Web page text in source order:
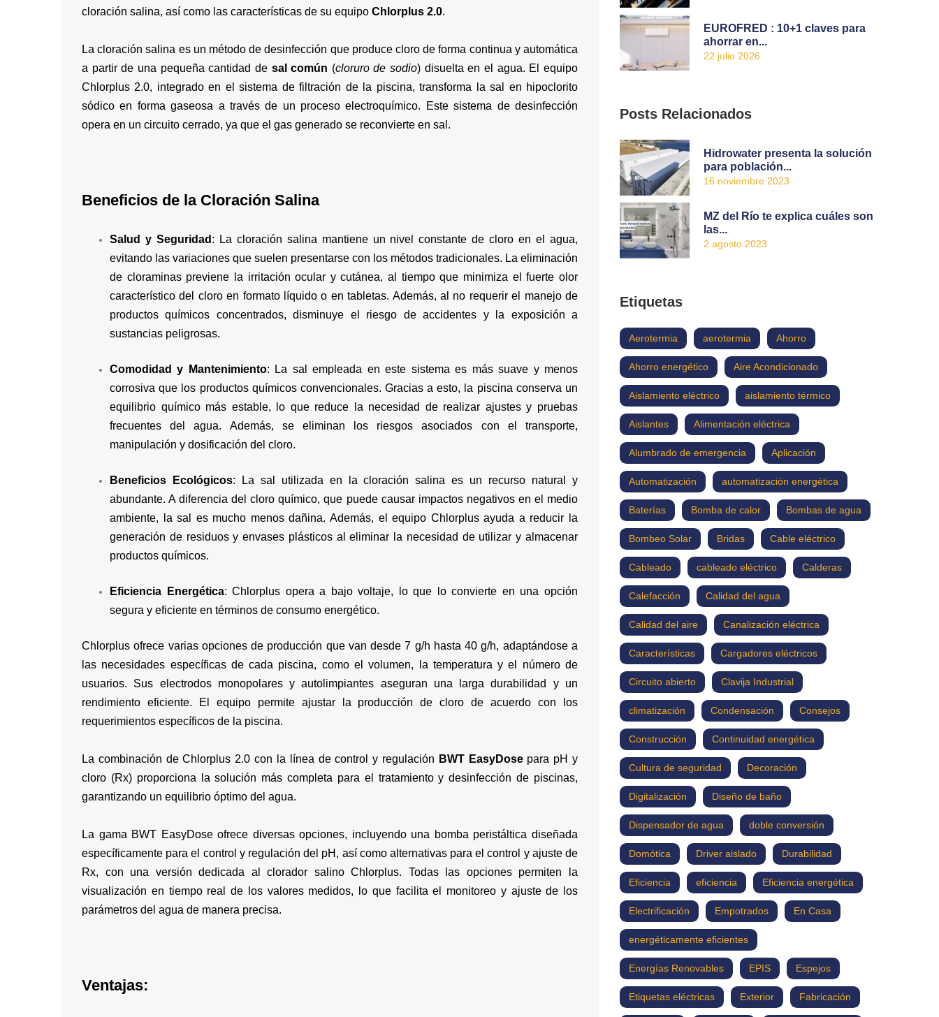
cloración salina, así como las características de su equipo Chlorplus 2.0.
La cloración salina es un método de desinfección que produce cloro de forma continua y automática
a partir de una pequeña cantidad desal común (cloruro de sodio) disuelta en el agua. El equipo
Chlorplus 2.0, integrado en el sistema de filtración de la piscina, transforma la sal en hipoclorito
sódico en forma gaseosa a través de un proceso electroquímico. Este sistema de desinfección
opera en un circuito cerrado, ya que el gas generado se reconvierte en sal.
Beneficios de la Cloración Salina
Salud y Seguridad : La cloración salina mantiene un nivel constante de cloro en el agua,
evitando las variaciones que suelen presentarse con los métodos tradicionales. La eliminación
de cloraminas previene la irritación ocular y cutánea, al tiempo que minimiza el fuerte olor
característico del cloro en formato líquido o en tabletas. Además, al no requerir el manejo de
productos químicos concentrados, disminuye el riesgo de accidentes y la exposición a
sustancias peligrosas.
Comodidad y Mantenimiento: La sal empleada en este sistema es más suave y menos
corrosiva que los productos químicos convencionales. Gracias a esto, la piscina conserva un
equilibrio químico más estable, lo que reduce la necesidad de realizar ajustes y pruebas
frecuentes del agua. Además, se eliminan los riesgos asociados con el transporte,
manipulación y dosificación del cloro.
Beneficios Ecológicos: La sal utilizada en la cloración salina es un recurso natural y
abundante. A diferencia del cloro químico, que puede causar impactos negativos en el medio
ambiente, la sal es mucho menos dañina. Además, el equipo Chlorplus ayuda a reducir la
generación de residuos y envases plásticos al eliminar la necesidad de utilizar y almacenar
productos químicos.
Eficiencia Energética: Chlorplus opera a bajo voltaje, lo que lo convierte en una opción
segura y eficiente en términos de consumo energético.
Chlorplus ofrece varias opciones de producción que van desde 7 g/h hasta 40 g/h, adaptándose a
las necesidades específicas de cada piscina, como el volumen, la temperatura y el número de
usuarios. Sus electrodos monopolares y autolimpiantes aseguran una larga durabilidad y un
rendimiento eficiente. El equipo permite ajustar la producción de cloro de acuerdo con los
requerimientos específicos de la piscina.
La combinación de Chlorplus 2.0 con la línea de control y regulación BWT EasyDosepara pH y
cloro (Rx) proporciona la solución más completa para el tratamiento y desinfección de piscinas,
garantizando un equilibrio óptimo del agua.
La gama BWT EasyDose ofrece diversas opciones, incluyendo una bomba peristáltica diseñada
específicamente para el control y regulación del pH, así como alternativas para el control y ajuste de
Rx, con una versión dedicada al clorador salino Chlorplus. Todas las opciones permiten la
visualización en tiempo real de los valores medidos, lo que facilita el monitoreo y ajuste de los
parámetros del agua de manera precisa.
Ventajas:
EUROFRED : 10+1 claves para
ahorrar en...
22 julio 2026
Posts Relacionados
Hidrowater presenta la solución
para población...
16 noviembre 2023
MZ del Río te explica cuáles son
las...
2 agosto 2023
Etiquetas
Aerotermia aerotermia Ahorro
Ahorro energético Aire Acondicionado
Aislamiento eléctrico aislamiento térmico
Aislantes Alimentación eléctrica
Alumbrado de emergencia Aplicación
Automatización automatización energética
Baterías Bomba de calor Bombas de agua
Bombeo Solar Bridas Cable eléctrico
Cableado cableado eléctrico Calderas
Calefacción Calidad del agua
Calidad del aire Canalización eléctrica
Características Cargadores eléctricos
Circuito abierto Clavija Industrial
climatización Condensación Consejos
Construcción Continuidad energética
Cultura de seguridad Decoración
Digitalización Diseño de baño
Dispensador de agua doble conversión
Domótica Driver aislado Durabilidad
Eficiencia eficiencia Eficiencia energética
Electrificación Empotrados En Casa
energéticamente eficientes
Energías Renovables EPIS Espejos
Etiquetas eléctricas Exterior Fabricación